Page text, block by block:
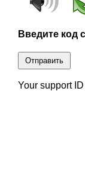
Введите код
Отправить
Your support